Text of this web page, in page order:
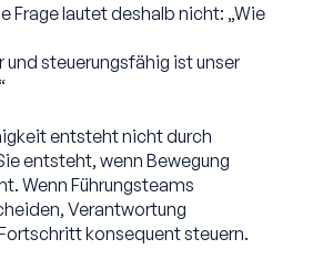
Frage lautet deshalb nicht: „Wie
und steuerungsfähig ist unser
entsteht nicht durch
entsteht, wenn Bewegung
Wenn Führungsteams
Verantwortung
konsequent steuern.